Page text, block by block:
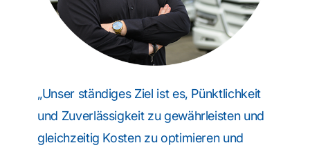
„Unser ständiges Ziel ist es, Pünktlichkeit
und Zuverlässigkeit zu gewährleisten und
gleichzeitig Kosten zu optimieren und